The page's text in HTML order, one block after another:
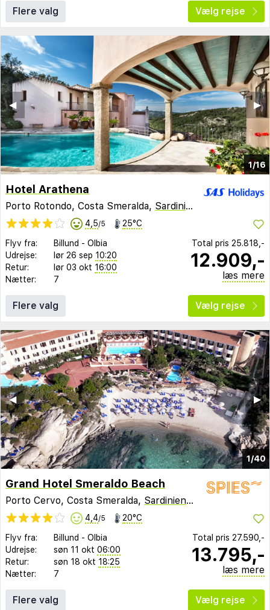
Flere valg Vælg rejse
1/16
▶︎
◀︎
Hotel Arathena
Porto Rotondo, Costa Smeralda, Sardinien
4,5/5 25°C
Flyv fra: Billund - Olbia
Udrejse:
lør 26 sep 10:20
Retur:
lør 03 okt 16:00
Nætter:
7
Total pris 25.818,-
12.909,-
læs mere
Flere valg Vælg rejse
1/40
▶︎
◀︎
Grand Hotel Smeraldo Beach
Porto Cervo, Costa Smeralda, Sardinien,Italien
4,4/5 20°C
Flyv fra: Billund - Olbia
Udrejse:
søn 11 okt 06:00
Retur:
søn 18 okt 18:25
Nætter:
7
Total pris 27.590,-
13.795,-
læs mere
Flere valg Vælg rejse